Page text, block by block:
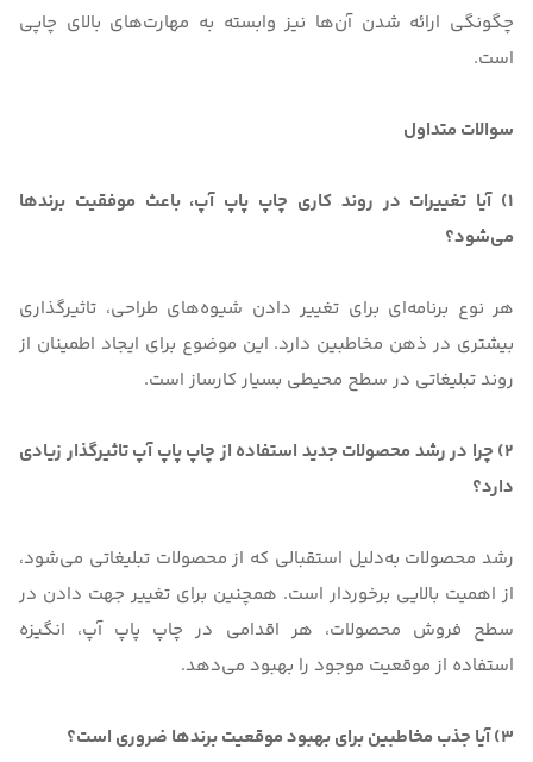
چگونگی ارائه شدن آن‌ها نیز وابسته به مهارت‌های بالای چاپی
است.
سوالات متداول
1) آیا تغییرات در روند کاری چاپ پاپ آپ، باعث موفقیت برندها
می‌شود؟
هر نوع برنامه‌ای برای تغییر دادن شیوه‌های طراحی، تاثیرگذاری
بیشتری در ذهن مخاطبین دارد. این موضوع برای ایجاد اطمینان از
روند تبلیغاتی در سطح محیطی بسیار کارساز است.
2) چرا در رشد محصولات جدید استفاده از چاپ پاپ آپ تاثیرگذار زیادی
دارد؟
رشد محصولات به‌دلیل استقبالی که از محصولات تبلیغاتی می‌شود،
از اهمیت بالایی برخوردار است. همچنین برای تغییر جهت دادن در
سطح فروش محصولات، هر اقدامی در چاپ پاپ آپ، انگیزه
استفاده از موقعیت موجود را بهبود می‌دهد.
3) آیا جذب مخاطبین برای بهبود موقعیت برندها ضروری است؟